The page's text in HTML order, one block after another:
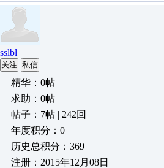
sslbl
关注 私信
精华：0帖
求助：0帖
帖子：7帖 | 242回
年度积分：0
历史总积分：369
注册：2015年12月08日